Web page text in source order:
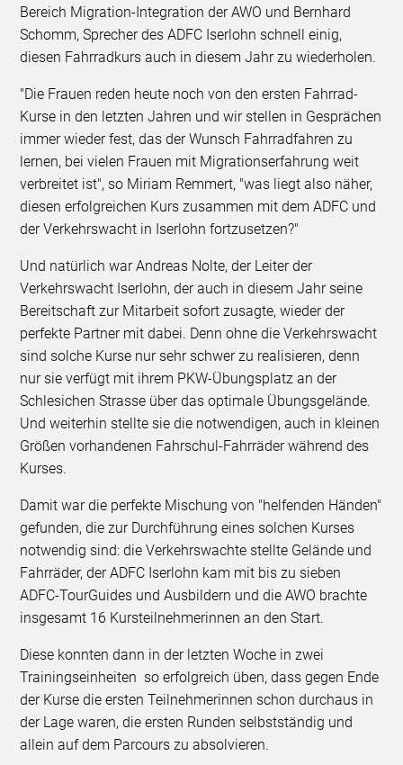
Bereich Migration-Integration der AWO und Bernhard
Schomm, Sprecher des ADFC Iserlohn schnell einig,
diesen Fahrradkurs auch in diesem Jahr zu wiederholen.
"Die Frauen reden heute noch von den ersten Fahrrad-
Kurse in den letzten Jahren und wir stellen in Gesprächen
immer wieder fest, das der Wunsch Fahrradfahren zu
lernen, bei vielen Frauen mit Migrationserfahrung weit
verbreitet ist", so Miriam Remmert, "was liegt also näher,
diesen erfolgreichen Kurs zusammen mit dem ADFC und
der Verkehrswacht in Iserlohn fortzusetzen?"
Und natürlich war Andreas Nolte, der Leiter der
Verkehrswacht Iserlohn, der auch in diesem Jahr seine
Bereitschaft zur Mitarbeit sofort zusagte, wieder der
perfekte Partner mit dabei. Denn ohne die Verkehrswacht
sind solche Kurse nur sehr schwer zu realisieren, denn
nur sie verfügt mit ihrem PKW-Übungsplatz an der
Schlesichen Strasse über das optimale Übungsgelände.
Und weiterhin stellte sie die notwendigen, auch in kleinen
Größen vorhandenen Fahrschul-Fahrräder während des
Kurses.
Damit war die perfekte Mischung von "helfenden Händen"
gefunden, die zur Durchführung eines solchen Kurses
notwendig sind: die Verkehrswachte stellte Gelände und
Fahrräder, der ADFC Iserlohn kam mit bis zu sieben
ADFC-TourGuides und Ausbildern und die AWO brachte
insgesamt 16 Kursteilnehmerinnen an den Start.
Diese konnten dann in der letzten Woche in zwei
Trainingseinheiten so erfolgreich üben, dass gegen Ende
der Kurse die ersten Teilnehmerinnen schon durchaus in
der Lage waren, die ersten Runden selbstständig und
allein auf dem Parcours zu absolvieren.